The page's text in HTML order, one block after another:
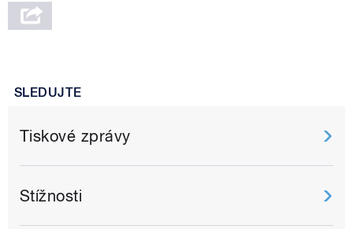
SLEDUJTE
Tiskové zprávy
Stížnosti